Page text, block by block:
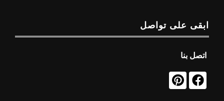
ابقى على تواصل
اتصل بنا